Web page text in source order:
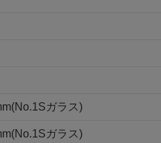
ガラス)
ガラス)